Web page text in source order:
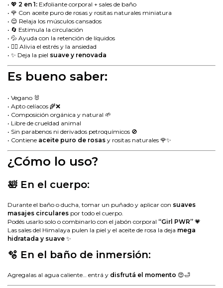
• 💖 2 en 1: Exfoliante corporal + sales de baño
• 🌹 Con aceite puro de rosas y rositas naturales miniatura
• 😌 Relaja los músculos cansados
• 🔄 Estimula la circulación
• 💦 Ayuda con la retención de líquidos
• 🧘‍♀️ Alivia el estrés y la ansiedad
• ✨ Deja la piel suave y renovada
Es bueno saber:
• Vegano 🐰
• Apto celíacos 🌾❌
• Composición orgánica y natural 🌱
• Libre de crueldad animal
• Sin parabenos ni derivados petroquímicos 🚫
• Contiene aceite puro de rosas y rositas naturales 🌹✨
¿Cómo lo uso?
🛀 En el cuerpo:
Durante el baño o ducha, tomar un puñado y aplicar con suaves
masajes circulares por todo el cuerpo.
Podés usarlo solo o combinarlo con el jabón corporal “Girl PWR” 💗
Las sales del Himalaya pulen la piel y el aceite de rosa la deja mega
hidratada y suave ✨
🫧 En el baño de inmersión:
Agregalas al agua caliente… entrá y disfrutá el momento 😍🛁